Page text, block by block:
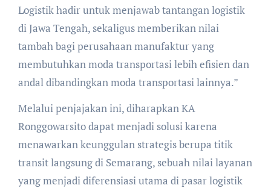
Logistik hadir untuk menjawab tantangan logistik
di Jawa Tengah, sekaligus memberikan nilai
tambah bagi perusahaan manufaktur yang
membutuhkan moda transportasi lebih efisien dan
andal dibandingkan moda transportasi lainnya.”
Melalui penjajakan ini, diharapkan KA
Ronggowarsito dapat menjadi solusi karena
menawarkan keunggulan strategis berupa titik
transit langsung di Semarang, sebuah nilai layanan
yang menjadi diferensiasi utama di pasar logistik